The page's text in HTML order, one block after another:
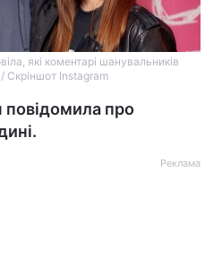
які коментарі шанувальників
Скріншот Instagram
про
Реклама